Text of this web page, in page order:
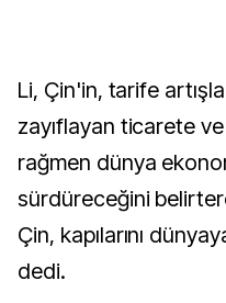
Li, Çin'in, tarife
zayıflayan ticarete
rağmen dünya
sürdüreceğini
Çin, kapılarını
dedi.